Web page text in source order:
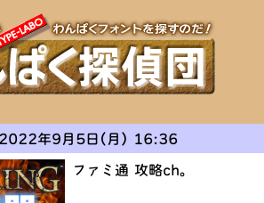
年9月5日(月) 16:36
ファミ通 攻略ch。